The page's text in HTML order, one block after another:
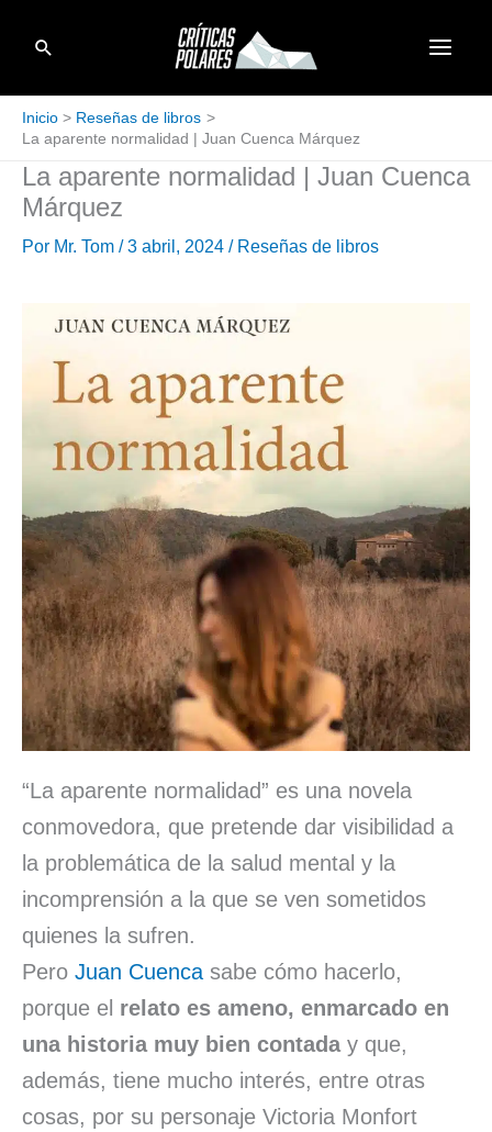
Buscar
Inicio
Reseñas de libros
La aparente normalidad | Juan Cuenca Márquez
La aparente normalidad | Juan Cuenca
Márquez
Por Mr. Tom /3 abril, 2024 / Reseñas de libros
“La aparente normalidad” es una novela
conmovedora, que pretende dar visibilidad a
la problemática de la salud mental y la
incomprensión a la que se ven sometidos
quienes la sufren.
Pero Juan Cuenca sabe cómo hacerlo,
porque el relato es ameno, enmarcado en
una historia muy bien contaday que,
además, tiene mucho interés, entre otras
cosas, por su personaje Victoria Monfort